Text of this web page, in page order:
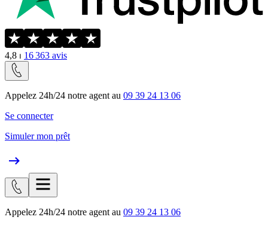
4,8 ⏐ 16 363 avis
Appelez 24h/24 notre agent au 09 39 24 13 06
Se connecter
Simuler mon prêt
Appelez 24h/24 notre agent au 09 39 24 13 06